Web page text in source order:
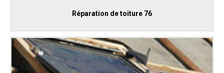
Réparation de toiture 76